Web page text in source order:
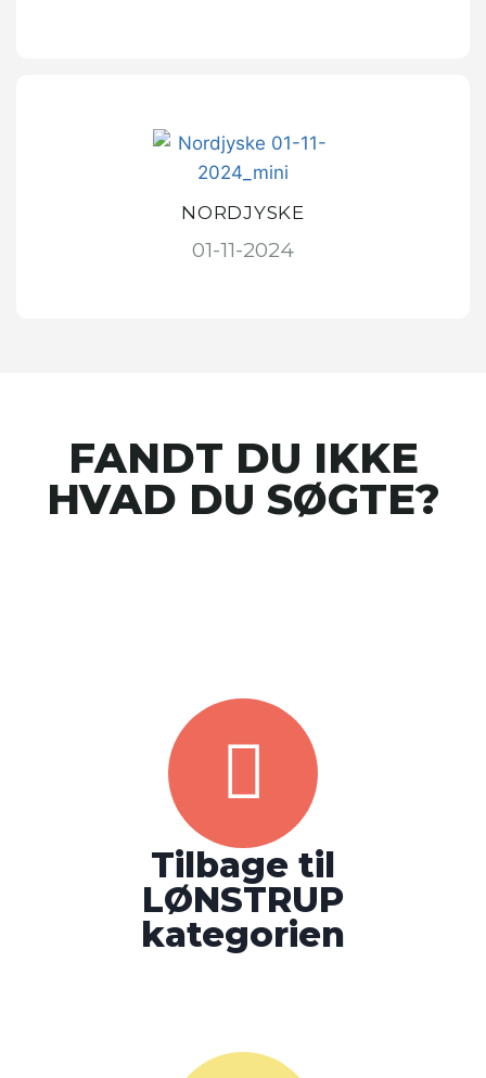
NORDJYSKE
01-11-2024
FANDT DU IKKE
HVAD DU SØGTE?
Tilbage til
LØNSTRUP
kategorien